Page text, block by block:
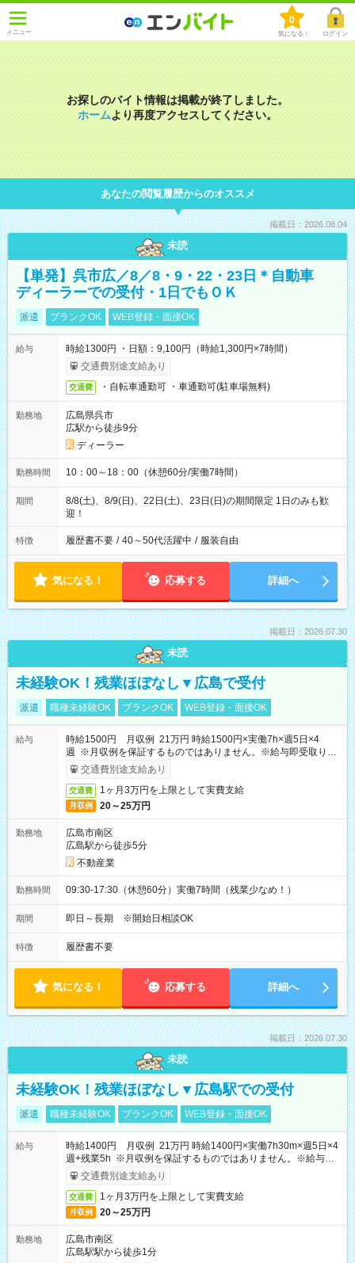
メニュー
0
気になる！ ログイン
お探しのバイト情報は掲載が終了しました。
ホームより再度アクセスしてください。
あなたの閲覧履歴からのオススメ
掲載日：2026.08.04
未読
【単発】呉市広／8／8・9・22・23日＊自動車
ディーラーでの受付・1日でもＯＫ
派遣 ブランクOK WEB登録・面接OK
給与
時給1300円 ・日額：9,100円（時給1,300円×7時間）
交通費別途支給あり
交通費 ・自転車通勤可 ・車通勤可(駐車場無料)
勤務地
広島県呉市
広駅から徒歩9分
ディーラー
勤務時間 10：00～18：00（休憩60分/実働7時間）
期間
8/8(土)、8/9(日)、22日(土)、23日(日)の期間限定 1日のみも歓
迎！
特徴 履歴書不要 / 40～50代活躍中 / 服装自由
気になる！ 応募する 詳細へ
掲載日：2026.07.30
未読
未経験OK！残業ほぼなし▼広島で受付
派遣 職種未経験OK ブランクOK WEB登録・面接OK
給与
時給1500円 月収例 21万円 時給1500円×実働7h×週5日×4
週 ※月収例を保証するものではありません。※給与即受取りサ
ービス利用可（利用条件有）
交通費別途支給あり
交通費 1ヶ月3万円を上限として実費支給
月収例 20～25万円
勤務地
広島市南区
広島駅から徒歩5分
不動産業
勤務時間 09:30-17:30（休憩60分）実働7時間（残業少なめ！）
期間 即日～長期 ※開始日相談OK
特徴 履歴書不要
気になる！ 応募する 詳細へ
掲載日：2026.07.30
未読
未経験OK！残業ほぼなし▼広島駅での受付
派遣 職種未経験OK ブランクOK WEB登録・面接OK
給与
時給1400円 月収例 21万円 時給1400円×実働7h30m×週5日×4
週+残業5h ※月収例を保証するものではありません。※給与即
受取りサービス利用可（利用条件有）
交通費別途支給あり
交通費 1ヶ月3万円を上限として実費支給
月収例 20～25万円
勤務地
広島市南区
広島駅駅から徒歩1分